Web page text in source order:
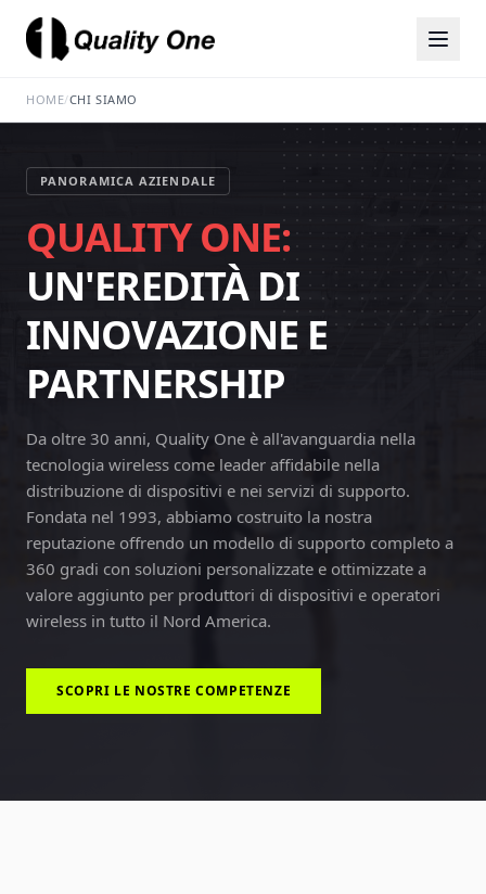
HOME/CHI SIAMO
PANORAMICA AZIENDALE
QUALITY ONE:
UN'EREDITÀ DI
INNOVAZIONE E
PARTNERSHIP
Da oltre 30 anni, Quality One è all'avanguardia nella
tecnologia wireless come leader affidabile nella
distribuzione di dispositivi e nei servizi di supporto.
Fondata nel 1993, abbiamo costruito la nostra
reputazione offrendo un modello di supporto completo a
360 gradi con soluzioni personalizzate e ottimizzate a
valore aggiunto per produttori di dispositivi e operatori
wireless in tutto il Nord America.
SCOPRI LE NOSTRE COMPETENZE